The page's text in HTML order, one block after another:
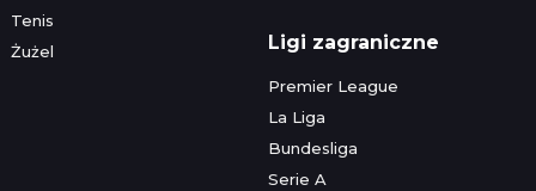
Tenis
Żużel
Ligi zagraniczne
Premier League
La Liga
Bundesliga
Serie A